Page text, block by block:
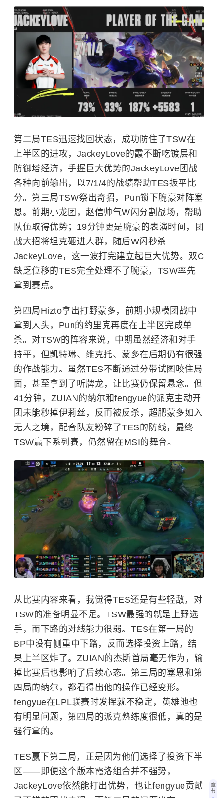
第二局TES迅速找回状态，成功防住了TSW在
上半区的进攻，JackeyLove的霞不断吃镀层和
防御塔经济，手握巨大优势的JackeyLove团战
各种向前输出，以7/1/4的战绩帮助TES扳平比
分。 第三局TSW祭出奇招，Pun锁下腕豪对阵塞
恩。前期小龙团，赵信帅气W闪分割战场，帮助
队伍取得优势；19分钟更是腕豪的表演时间，团
战大招将坦克砸进人群，随后W闪秒杀
JackeyLove，这一波打完建立起巨大优势。双C
缺乏位移的TES完全处理不了腕豪，TSW率先
拿到赛点。
第四局Hizto拿出打野蒙多，前期小规模团战中
拿到人头，Pun的约里克再度在上半区完成单
杀。对TSW的阵容来说，中期虽然经济和对手
持平，但凯特琳、维克托、蒙多在后期仍有很强
的作战能力。虽然TES不断通过分带试图咬住局
面，甚至拿到了听牌龙，让比赛仍保留悬念。但
41分钟，ZUIAN的纳尔和fengyue的派克主动开
团未能秒掉伊莉丝，反而被反杀，超肥蒙多如入
无人之境，配合队友粉碎了TES的防线，最终
TSW赢下系列赛，仍然留在MSI的舞台。
从比赛内容来看，我觉得TES还是有些轻敌，对
TSW的准备明显不足。TSW最强的就是上野选
手，而下路的对线能力很弱。TES在第一局的
BP中没有侧重中下路，反而选择投资上路，结
果上半区炸了。ZUIAN的杰斯首局毫无作为，输
掉比赛后也影响了后续心态。第三局的塞恩和第
四局的纳尔，都看得出他的操作已经变形。
fengyue在LPL联赛时发挥就不稳定，英雄池也
有明显问题，第四局的派克熟练度很低，真的是
强行拿的。
TES赢下第二局，正是因为他们选择了投资下半
区——即便这个版本霞洛组合并不强势，
JackeyLove依然能打出优势，也让fengyue贡献
章
节